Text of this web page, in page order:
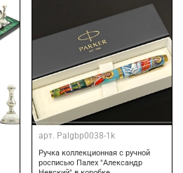
арт. Palgbp0038-1k
Ручка коллекционная с ручной
росписью Палех "Александр